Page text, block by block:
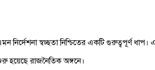
স্বচ্ছতা নিশ্চিতের একটি গুরুত্বপূর্ণ ধাপ।
হয়েছে রাজনৈতিক অঙ্গনে।